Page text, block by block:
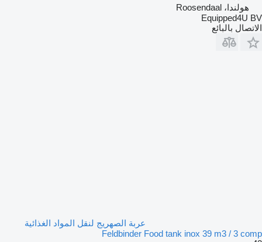
هولندا، Roosendaal
Equipped4U BV
الاتصال بالبائع
عربة الصهريج لنقل المواد الغذائية
Feldbinder Food tank inox 39 m3 / 3 comp